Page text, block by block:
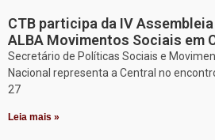
CTB participa da IV
ALBA Movimentos Sociais em
Secretário de Políticas Sociais e
Nacional representa a Central no
27
Leia mais »